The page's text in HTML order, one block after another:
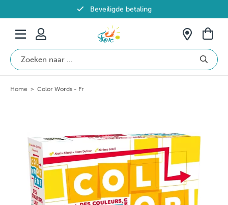
Beveiligde betaling
Gratis verzending vanaf €69 in België
Home > Color Words - Fr